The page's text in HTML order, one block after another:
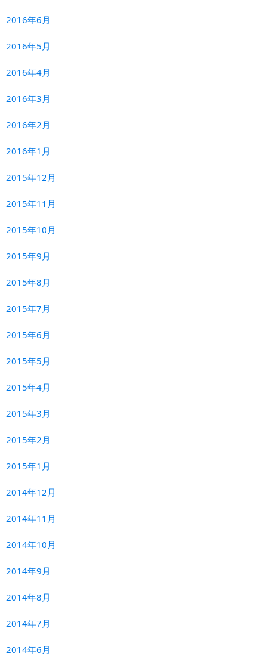
2016年6月
2016年5月
2016年4月
2016年3月
2016年2月
2016年1月
2015年12月
2015年11月
2015年10月
2015年9月
2015年8月
2015年7月
2015年6月
2015年5月
2015年4月
2015年3月
2015年2月
2015年1月
2014年12月
2014年11月
2014年10月
2014年9月
2014年8月
2014年7月
2014年6月